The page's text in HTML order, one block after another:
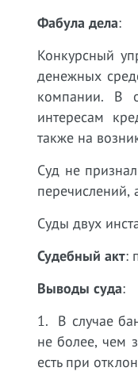
Фабула дела:
Конкурсный
денежных
компании. В
интересам
также на
Суд не
перечислений,
Суды двух
Судебный акт:
Выводы суда:
1. В случае
не более, чем
есть при